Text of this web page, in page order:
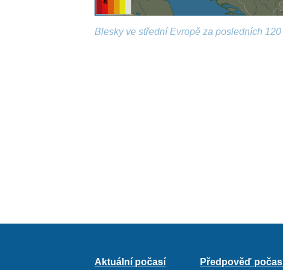
Blesky ve střední Evropě za posledních
Aktuální počasí Předpověď